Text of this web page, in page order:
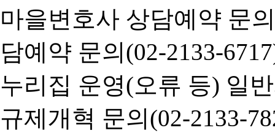
마을변호사 상담예약 문
담예약 문의(02-2133-
누리집 운영(오류 등) 일
규제개혁 문의(02-2133-